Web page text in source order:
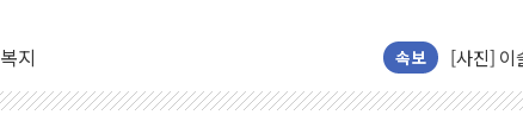
복지 속보
뉴욕증
보훈부,